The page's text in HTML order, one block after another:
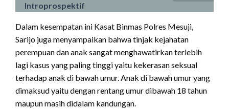
Introprospektif
Dalam kesempatan ini Kasat Binmas Polres Mesuji,
Sarijo juga menyampaikan bahwa tinjak kejahatan
perempuan dan anak sangat menghawatirkan terlebih
lagi kasus yang paling tinggi yaitu kekerasan seksual
terhadap anak di bawah umur. Anak di bawah umur yang
dimaksud yaitu dengan rentang umur dibawah 18 tahun
maupun masih didalam kandungan.